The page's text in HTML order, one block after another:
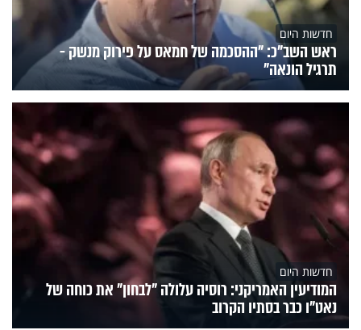
חדשות היום
ראש השב"כ: "ההסכמה של חמאס על פירוק מנשק -
תרגיל הונאה"
חדשות היום
המודיעין האמריקני: רוסיה עלולה "לבחון" את כוחה של
נאט"ו כבר בסתיו הקרוב